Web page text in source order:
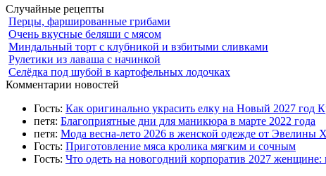
Случайные рецепты
Перцы, фаршированные грибами
Очень вкусные беляши с мясом
Миндальный торт с клубникой и взбитыми сливками
Рулетики из лаваша с начинкой
Селёдка под шубой в картофельных лодочках
Комментарии новостей
Гость: Как оригинально украсить елку на Новый 2027 год
петя: Благоприятные дни для маникюра в марте 2022 года
петя: Мода весна-лето 2026 в женской одежде от Эвелины
Гость: Приготовление мяса кролика мягким и сочным
Гость: Что одеть на новогодний корпоратив 2027